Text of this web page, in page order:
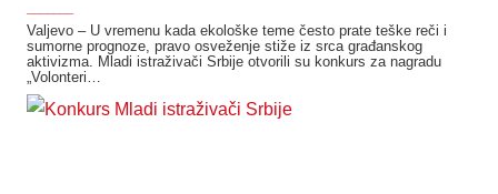
Valjevo – U vremenu kada ekološke teme često prate teške reči i
sumorne prognoze, pravo osveženje stiže iz srca građanskog
aktivizma. Mladi istraživači Srbije otvorili su konkurs za nagradu
„Volonteri…